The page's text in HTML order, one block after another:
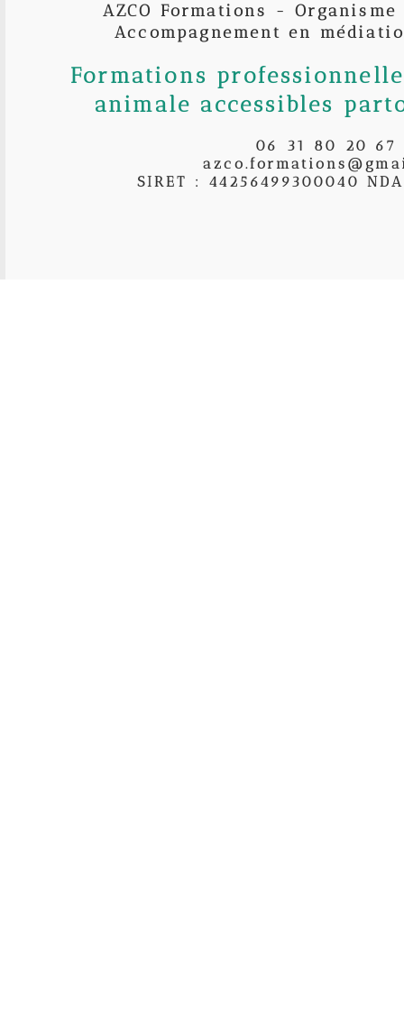
AZCO Formations -
Accompagnement en
Formations
animale accessibles
06 31 80 20 67
SIRET : 44256499300040